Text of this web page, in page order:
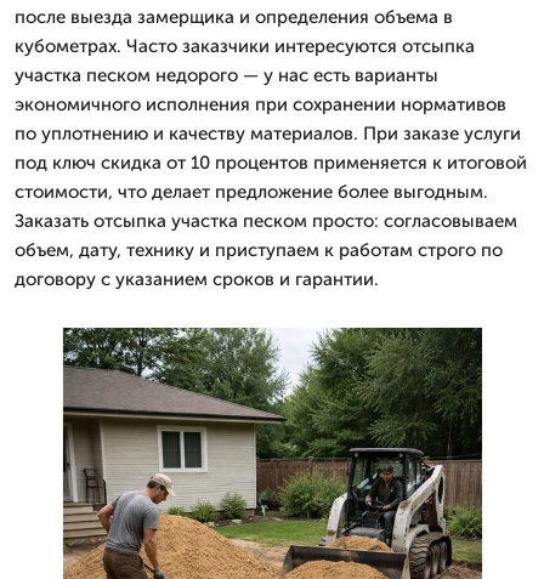
после выезда замерщика и определения объема в
кубометрах. Часто заказчики интересуются отсыпка
участка песком недорого — у нас есть варианты
экономичного исполнения при сохранении нормативов
по уплотнению и качеству материалов. При заказе услуги
под ключ скидка от 10 процентов применяется к итоговой
стоимости, что делает предложение более выгодным.
Заказать отсыпка участка песком просто: согласовываем
объем, дату, технику и приступаем к работам строго по
договору с указанием сроков и гарантии.